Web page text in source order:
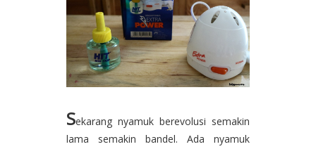
Sekarang nyamuk berevolusi semakin
lama semakin bandel. Ada nyamuk